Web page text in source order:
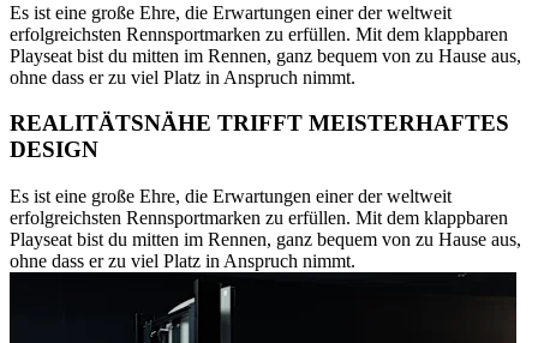
Es ist eine große Ehre, die Erwartungen einer der weltweit
erfolgreichsten Rennsportmarken zu erfüllen. Mit dem klappbaren
Playseat bist du mitten im Rennen, ganz bequem von zu Hause aus,
ohne dass er zu viel Platz in Anspruch nimmt.
REALITÄTSNÄHE TRIFFT MEISTERHAFTES
DESIGN
Es ist eine große Ehre, die Erwartungen einer der weltweit
erfolgreichsten Rennsportmarken zu erfüllen. Mit dem klappbaren
Playseat bist du mitten im Rennen, ganz bequem von zu Hause aus,
ohne dass er zu viel Platz in Anspruch nimmt.